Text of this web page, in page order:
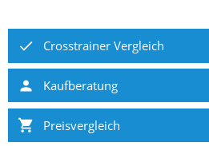
Crosstrainer Vergleich
Kaufberatung
Preisvergleich